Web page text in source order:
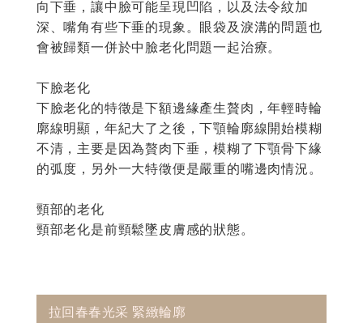
向下垂，讓中臉可能呈現凹陷，以及法令紋加
深、嘴角有些下垂的現象。眼袋及淚溝的問題也
會被歸類一併於中臉老化問題一起治療。
下臉老化
下臉老化的特徵是下額邊緣產生贅肉，年輕時輪
廓線明顯，年紀大了之後，下顎輪廓線開始模糊
不清，主要是因為贅肉下垂，模糊了下顎骨下緣
的弧度，另外一大特徵便是嚴重的嘴邊肉情況。
頸部的老化
頸部老化是前頸鬆墜皮膚感的狀態。
拉回春春光采 緊緻輪廓